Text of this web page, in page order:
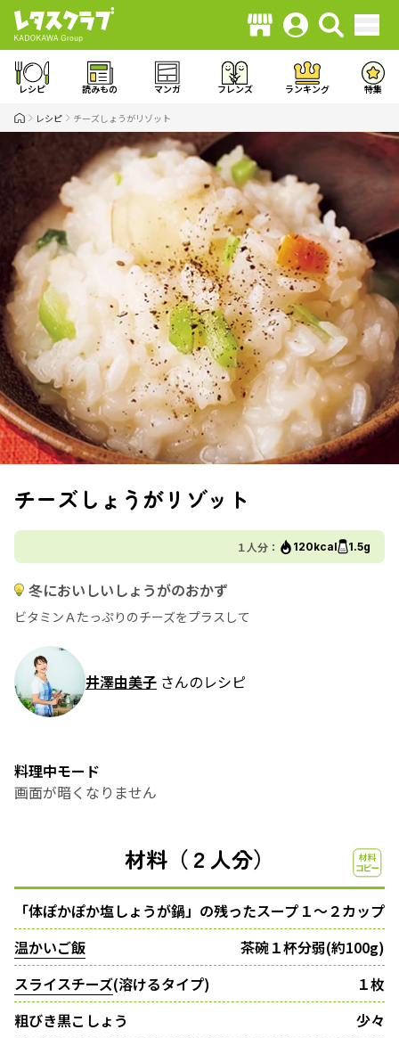
レシピ 読みもの マンガ フレンズ ランキング 特集
レシピ チーズしょうがリゾット
チーズしょうがリゾット
１人分： 120kcal 1.5g
冬においしいしょうがのおかず
ビタミンＡたっぷりのチーズをプラスして
井澤由美子 さんのレシピ
料理中モード
画面が暗くなりません
材料（２人分）
「体ぽかぽか塩しょうが鍋」の残ったスープ １〜２カップ
温かいご飯
茶碗１杯分弱(約100g)
スライスチーズ(溶けるタイプ)
１枚
粗びき黒こしょう
少々